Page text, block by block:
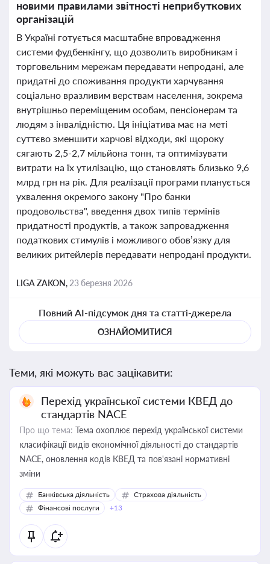
новими правилами звітності неприбуткових
організацій
В Україні готується масштабне впровадження
системи фудбенкінгу, що дозволить виробникам і
торговельним мережам передавати непродані, але
придатні до споживання продукти харчування
соціально вразливим верствам населення, зокрема
внутрішньо переміщеним особам, пенсіонерам та
людям з інвалідністю. Ця ініціатива має на меті
суттєво зменшити харчові відходи, які щороку
сягають 2,5-2,7 мільйона тонн, та оптимізувати
витрати на їх утилізацію, що становлять близько 9,6
млрд грн на рік. Для реалізації програми планується
ухвалення окремого закону "Про банки
продовольства", введення двох типів термінів
придатності продуктів, а також запровадження
податкових стимулів і можливого обов’язку для
великих ритейлерів передавати непродані продукти.
LIGA ZAKON, 23 березня 2026
Повний AI-підсумок дня та статті-джерела
ОЗНАЙОМИТИСЯ
Теми, які можуть вас зацікавити:
Перехід української системи КВЕД до
стандартів NACE
Про що тема: Тема охоплює перехід української системи
класифікації видів економічної діяльності до стандартів
NACE, оновлення кодів КВЕД та пов'язані нормативні
зміни
Банківська діяльність
Страхова діяльність
Фінансові послуги
+13